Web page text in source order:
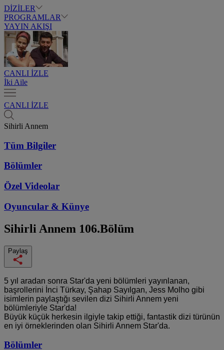
DİZİLER
PROGRAMLAR
YAYIN AKIŞI
CANLI İZLE
İki Aile
CANLI İZLE
Sihirli Annem
Tüm Bilgiler
Bölümler
Özel Videolar
Oyuncular & Künye
Sihirli Annem 106.Bölüm
Paylaş
5 yıl aradan sonra Star'da yeni bölümleri yayınlanan,
başrollerini İnci Türkay, Şahap Sayılgan, Jess Molho gibi
isimlerin paylaştığı sevilen dizi Sihirli Annem yeni
bölümleriyle Star'da!
Büyük küçük herkesin ilgiyle takip ettiği, fantastik dizi türünün
en iyi örneklerinden olan Sihirli Annem Star'da.
Bölümler